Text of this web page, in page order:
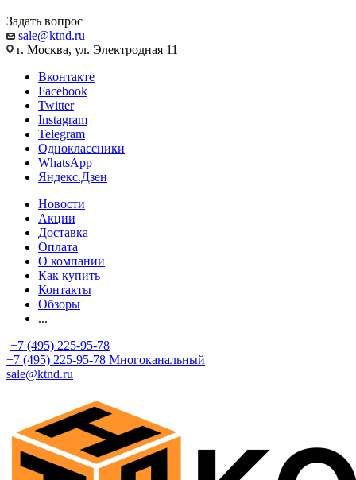
Задать вопрос
sale@ktnd.ru
г. Москва, ул. Электродная 11
Вконтакте
Facebook
Twitter
Instagram
Telegram
Одноклассники
WhatsApp
Яндекс.Дзен
Новости
Акции
Доставка
Оплата
О компании
Как купить
Контакты
Обзоры
...
+7 (495) 225-95-78
+7 (495) 225-95-78 Многоканальный
sale@ktnd.ru